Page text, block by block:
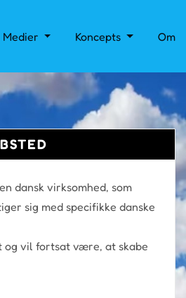
Medier Koncepts Om
dansk virksomhed, som
sig med specifikke danske
og vil fortsat være, at skabe